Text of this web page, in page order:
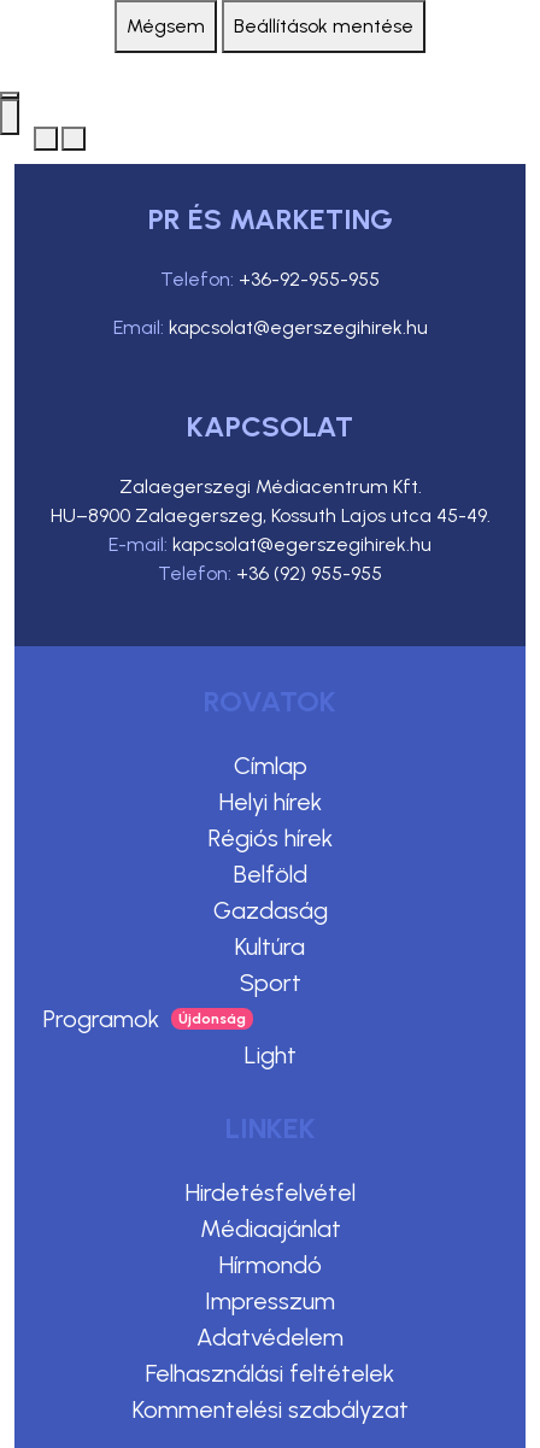
Mégsem Beállítások mentése
PR ÉS MARKETING
Telefon: +36-92-955-955
Email: kapcsolat@egerszegihirek.hu
KAPCSOLAT
Zalaegerszegi Médiacentrum Kft.
HU–8900 Zalaegerszeg, Kossuth Lajos utca 45-49.
E-mail: kapcsolat@egerszegihirek.hu
Telefon: +36 (92) 955-955
ROVATOK
Címlap
Helyi hírek
Régiós hírek
Belföld
Gazdaság
Kultúra
Sport
Programok
Light
LINKEK
Hirdetésfelvétel
Médiaajánlat
Hírmondó
Impresszum
Adatvédelem
Felhasználási feltételek
Kommentelési szabályzat